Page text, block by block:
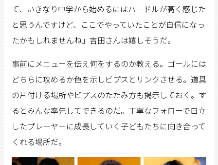
て、いきなり中学から始めるにはハードルが高く感じた
と思うんですけど、ここでやっていたことが自信になっ
たかもしれませんね」吉田さんは嬉しそうだ。
事前にメニューを伝え何をするのか教える。ゴールには
どちらに攻めるか色を示しビプスとリンクさせる。道具
の片付ける場所やビプスのたたみ方も掲示しておく。す
るとみんな率先してできるのだ。丁寧なフォローで自立
したプレーヤーに成長していく子どもたちに向き合って
くれる場所だ。